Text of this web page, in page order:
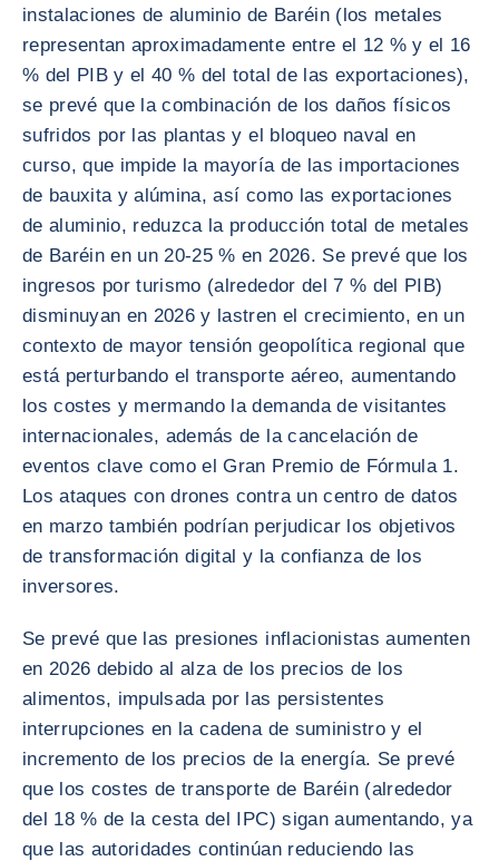
instalaciones de aluminio de Baréin (los metales
representan aproximadamente entre el 12 % y el 16
% del PIB y el 40 % del total de las exportaciones),
se prevé que la combinación de los daños físicos
sufridos por las plantas y el bloqueo naval en
curso, que impide la mayoría de las importaciones
de bauxita y alúmina, así como las exportaciones
de aluminio, reduzca la producción total de metales
de Baréin en un 20-25 % en 2026. Se prevé que los
ingresos por turismo (alrededor del 7 % del PIB)
disminuyan en 2026 y lastren el crecimiento, en un
contexto de mayor tensión geopolítica regional que
está perturbando el transporte aéreo, aumentando
los costes y mermando la demanda de visitantes
internacionales, además de la cancelación de
eventos clave como el Gran Premio de Fórmula 1.
Los ataques con drones contra un centro de datos
en marzo también podrían perjudicar los objetivos
de transformación digital y la confianza de los
inversores.
Se prevé que las presiones inflacionistas aumenten
en 2026 debido al alza de los precios de los
alimentos, impulsada por las persistentes
interrupciones en la cadena de suministro y el
incremento de los precios de la energía. Se prevé
que los costes de transporte de Baréin (alrededor
del 18 % de la cesta del IPC) sigan aumentando, ya
que las autoridades continúan reduciendo las